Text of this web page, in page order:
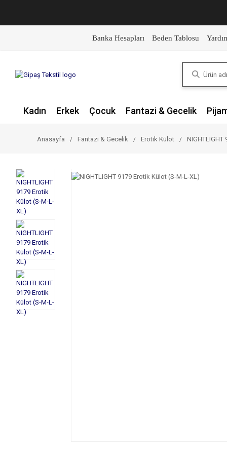
Banka Hesapları Beden Tablosu
Kadın Erkek Çocuk Fantazi & Gecelik
Anasayfa Fantazi & Gecelik Erotik Külot NIGHTLIGHT